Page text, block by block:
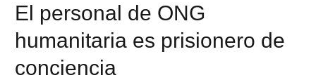
El personal de ONG
humanitaria es prisionero de
conciencia